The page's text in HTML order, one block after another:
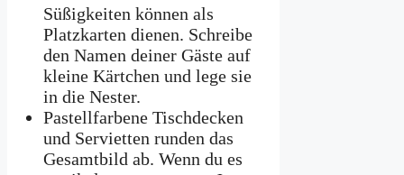
Süßigkeiten können als
Platzkarten dienen. Schreibe
den Namen deiner Gäste auf
kleine Kärtchen und lege sie
in die Nester.
Pastellfarbene Tischdecken
und Servietten runden das
Gesamtbild ab. Wenn du es